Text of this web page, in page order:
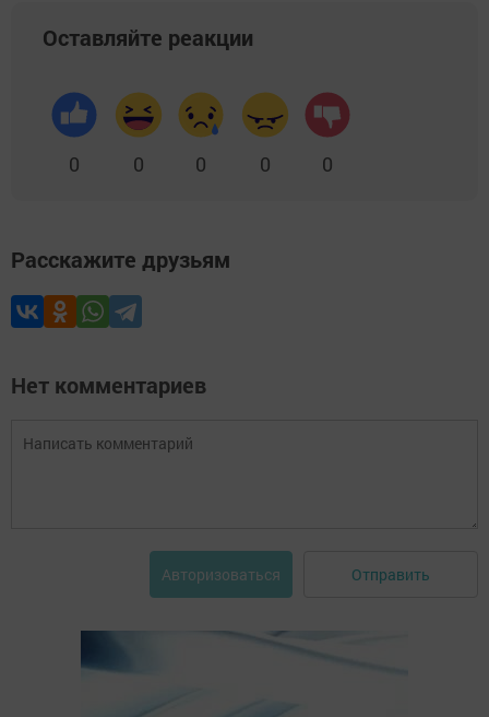
Оставляйте реакции
0 0 0 0 0
Расскажите друзьям
Нет комментариев
Авторизоваться Отправить